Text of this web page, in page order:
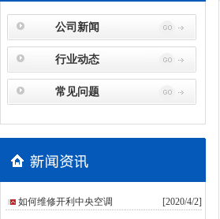
公司新闻
行业动态
常见问题
如何维修开利中央空调 [2020/4/2]